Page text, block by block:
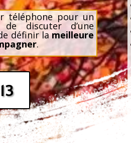
téléphone pour un
discuter d’une
définir lameilleure
.